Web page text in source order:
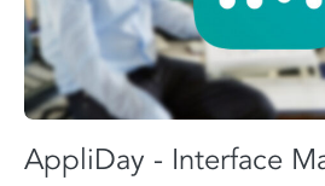
AppliDay - Interface